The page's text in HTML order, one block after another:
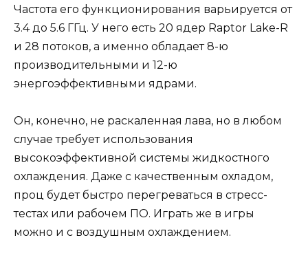
Частота его функционирования варьируется от
3.4 до 5.6 ГГц. У него есть 20 ядер Raptor Lake-R
и 28 потоков, а именно обладает 8-ю
производительными и 12-ю
энергоэффективными ядрами.
Он, конечно, не раскаленная лава, но в любом
случае требует использования
высокоэффективной системы жидкостного
охлаждения. Даже с качественным охладом,
проц будет быстро перегреваться в стресс-
тестах или рабочем ПО. Играть же в игры
можно и с воздушным охлаждением.